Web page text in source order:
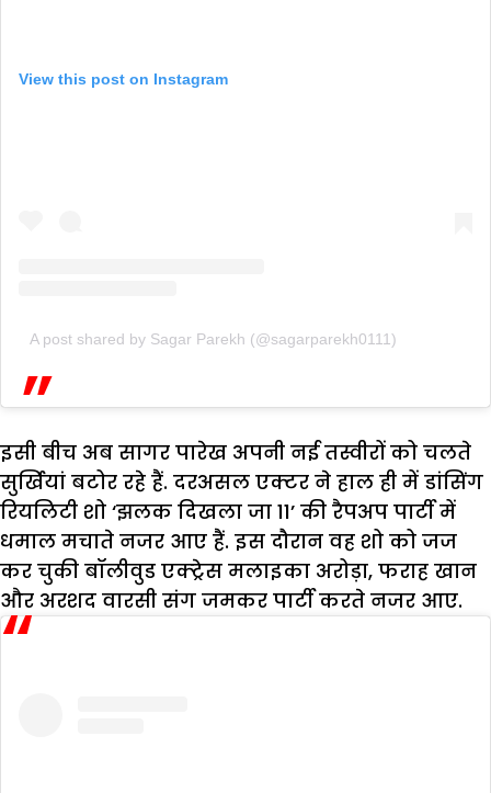
View this post on Instagram
A post shared by Sagar Parekh (@sagarparekh0111)
इसी बीच अब सागर पारेख अपनी नई तस्वीरों को चलते
सुर्खियां बटोर रहे हैं. दरअसल एक्टर ने हाल ही में डांसिंग
रियलिटी शो ‘झलक दिखला जा 11’ की रैपअप पार्टी में
धमाल मचाते नजर आए हैं. इस दौरान वह शो को जज
कर चुकी बॉलीवुड एक्ट्रेस मलाइका अरोड़ा, फराह खान
और अरशद वारसी संग जमकर पार्टी करते नजर आए.